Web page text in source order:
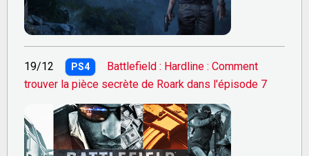
19/12 PS4
Battlefield : Hardline : Comment
trouver la pièce secrète de Roark dans l'épisode 7